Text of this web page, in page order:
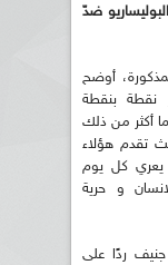
ضدّ
أوضح
نقطة بنقطة
أكثر من ذلك
تقدم هؤلاء
يعري كل يوم
و حرية
ردًا على